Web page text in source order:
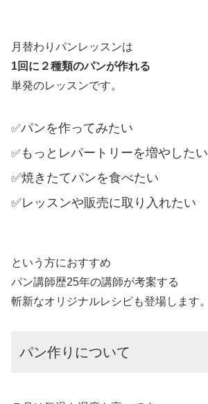
月替わりパンレッスンは
1回に２種類のパンが作れる
単発のレッスンです。
✅パンを作ってみたい
✅ もっとレパートリーを増やしたい
✅焼きたてパンを食べたい
✅レッスンや販売に取り入れたい
という方におすすめ
パン講師歴25年の講師が考案する
斬新なオリジナルレシピも登場します。
パン作りについて